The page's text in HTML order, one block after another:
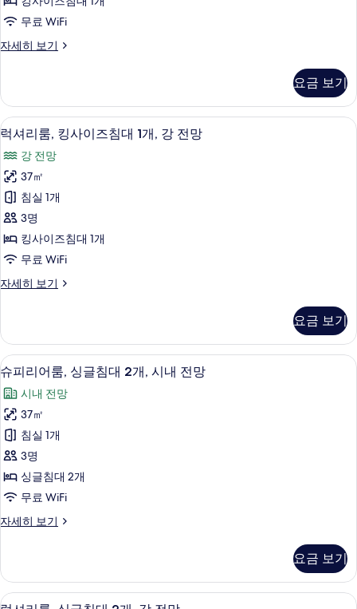
히
보
사
이
즈
대
개,
시
내
전
망
사
진
모
기
무료 WiFi
자세히 보기
슈
룸,
킹
사
이
즈
침
대
개,
시
내
전
자
보
기
요금 보기
럭
셔
리
룸,
킹
사
이
즈
침
1
개,
강
전
망
사
진
모
두
보
8
럭셔리룸, 킹사이즈침대 1개, 강 전망
강 전망
37㎡
침실 1개
3명
킹사이즈침대 1개
무료 WiFi
자세히 보기
럭
킹
사
이
즈
침
대
개,
강
전
망
자
히
요금 보기
슈
피
리
어
룸,
싱
글
침
대
개,
시
슈피리어룸, 싱글침대 2개, 시내 전망 |
7
슈피리어룸, 싱글침대 2개, 시내 전망
시내 전망
37㎡
침실 1개
3명
싱글침대 2개
무료 WiFi
자세히 보기
슈
룸,
싱
요금 보기
럭
럭셔리룸, 싱글침대 2개, 강 전망 | 고
7